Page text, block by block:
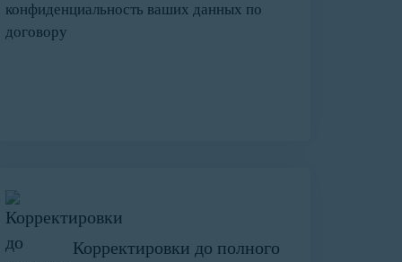
конфиденциальность ваших данных по
договору
Корректировки до полного